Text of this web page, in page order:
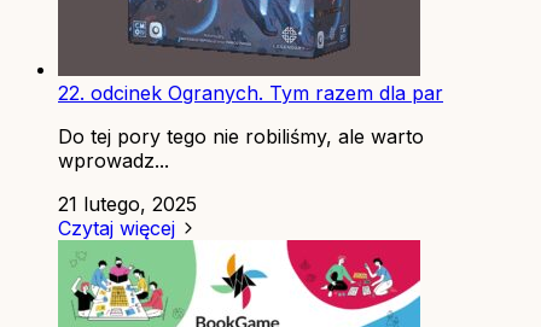
22. odcinek Ogranych. Tym razem dla par
Do tej pory tego nie robiliśmy, ale warto
wprowadz...
21 lutego, 2025
Czytaj więcej